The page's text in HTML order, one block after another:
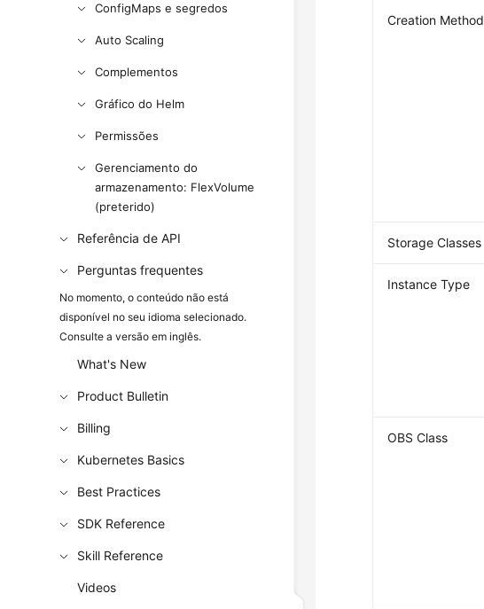
ConfigMaps e segredos
Auto Scaling
Complementos
Gráfico do Helm
Permissões
Gerenciamento do
armazenamento: FlexVolume
(preterido)
Referência de API
Perguntas frequentes
No momento, o conteúdo não está
disponível no seu idioma selecionado.
Consulte a versão em inglês.
What's New
Product Bulletin
Billing
Kubernetes Basics
Best Practices
SDK Reference
Skill Reference
Videos
Creation Method
Storage Classes
Instance Type
OBS Class